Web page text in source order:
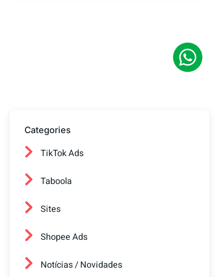
Fale com o nosso time de vendas! Estamos
Categories
TikTok Ads
Taboola
Sites
Shopee Ads
Notícias / Novidades